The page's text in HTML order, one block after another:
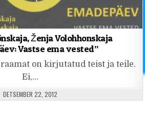
Ženja Volohhonskaja
Vastse ema vested”
on kirjutatud teist ja teile.
Ei,…
PUBLISHED DATE:
DETSEMBER 22, 2012